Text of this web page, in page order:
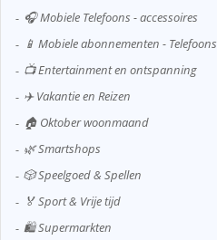
🎧 Mobiele Telefoons - accessoires
📱 Mobiele abonnementen - Telefoons
📺 Entertainment en ontspanning
✈️ Vakantie en Reizen
🏠 Oktober woonmaand
🌿 Smartshops
🎲 Speelgoed & Spellen
🏅 Sport & Vrije tijd
🛍️ Supermarkten